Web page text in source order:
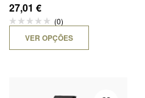
27,01 €
(0)
VER OPÇÕES